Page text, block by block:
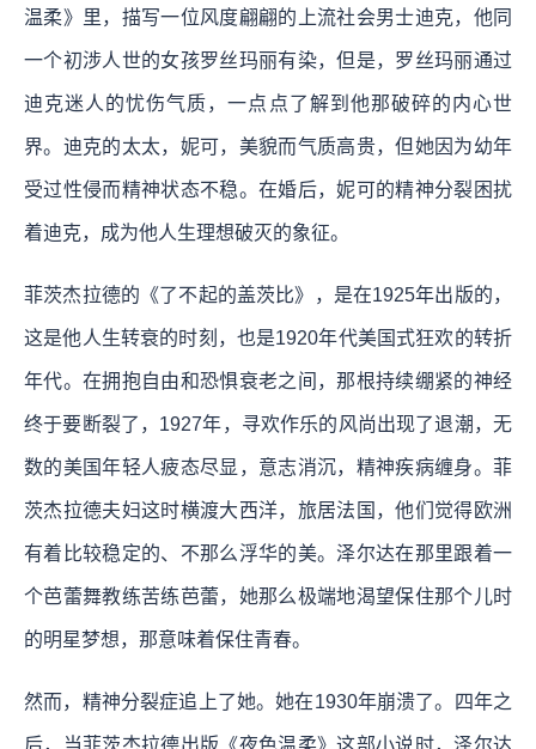
温柔》里，描写一位风度翩翩的上流社会男士迪克，他同
一个初涉人世的女孩罗丝玛丽有染，但是，罗丝玛丽通过
迪克迷人的忧伤气质，一点点了解到他那破碎的内心世
界。迪克的太太，妮可，美貌而气质高贵，但她因为幼年
受过性侵而精神状态不稳。在婚后，妮可的精神分裂困扰
着迪克，成为他人生理想破灭的象征。
菲茨杰拉德的《了不起的盖茨比》，是在1925年出版的，
这是他人生转衰的时刻，也是1920年代美国式狂欢的转折
年代。在拥抱自由和恐惧衰老之间，那根持续绷紧的神经
终于要断裂了，1927年，寻欢作乐的风尚出现了退潮，无
数的美国年轻人疲态尽显，意志消沉，精神疾病缠身。菲
茨杰拉德夫妇这时横渡大西洋，旅居法国，他们觉得欧洲
有着比较稳定的、不那么浮华的美。泽尔达在那里跟着一
个芭蕾舞教练苦练芭蕾，她那么极端地渴望保住那个儿时
的明星梦想，那意味着保住青春。
然而，精神分裂症追上了她。她在1930年崩溃了。四年之
后，当菲茨杰拉德出版《夜色温柔》这部小说时，泽尔达